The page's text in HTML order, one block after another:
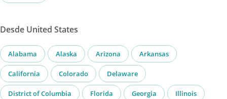
Desde United States
Alabama Alaska Arizona Arkansas
California Colorado Delaware
District of Columbia Florida Georgia Illinois